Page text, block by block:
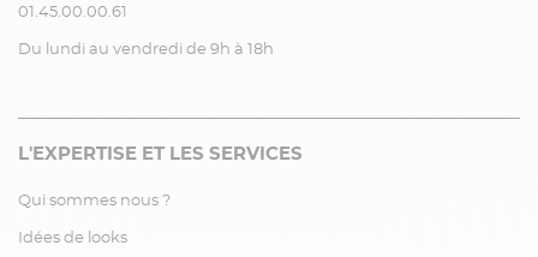
01.45.00.00.61
Du lundi au vendredi de 9h à 18h
L'EXPERTISE ET LES SERVICES
Qui sommes nous ?
Idées de looks